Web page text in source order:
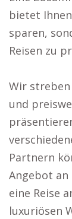
bietet
sparen,
Reisen zu
Wir
und
Partnern
Angebot
eine Reise
luxuriösen